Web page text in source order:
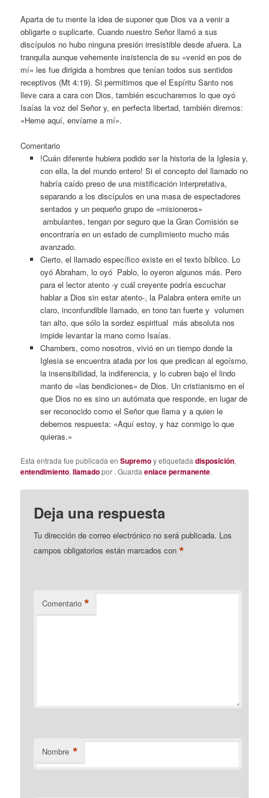
Aparta de tu mente la idea de suponer que Dios va a venir a
obligarte o suplicarte. Cuando nuestro Señor llamó a sus
discípulos no hubo ninguna presión irresistible desde afuera. La
tranquila aunque vehemente insistencia de su «venid en pos de
mí» les fue dirigida a hombres que tenían todos sus sentidos
receptivos (Mt 4:19). Si permitimos que el Espíritu Santo nos
lleve cara a cara con Dios, también escucharemos lo que oyó
Isaías la voz del Señor y, en perfecta libertad, también diremos:
«Heme aquí, envíame a mí».
Comentario
!Cuán diferente hubiera podido ser la historia de la Iglesia y,
con ella, la del mundo entero! Si el concepto del llamado no
habría caído preso de una mistificación interpretativa,
separando a los discípulos en una masa de espectadores
sentados y un pequeño grupo de «misioneros»
ambulantes, tengan por seguro que la Gran Comisión se
encontraría en un estado de cumplimiento mucho más
avanzado.
Cierto, el llamado específico existe en el texto bíblico. Lo
oyó Abraham, lo oyó Pablo, lo oyeron algunos más. Pero
para el lector atento -y cuál creyente podría escuchar
hablar a Dios sin estar atento-, la Palabra entera emite un
claro, inconfundible llamado, en tono tan fuerte y volumen
tan alto, que sólo la sordez espiritual más absoluta nos
impide levantar la mano como Isaías.
Chambers, como nosotros, vivió en un tiempo donde la
Iglesia se encuentra atada por los que predican al egoísmo,
la insensibilidad, la indiferencia, y lo cubren bajo el lindo
manto de «las bendiciones» de Dios. Un cristianismo en el
que Dios no es sino un autómata que responde, en lugar de
ser reconocido como el Señor que llama y a quien le
debemos respuesta: «Aquí estoy, y haz conmigo lo que
quieras.»
Esta entrada fue publicada enSupremoy etiquetadadisposición,
entendimiento,llamadopor . Guardaenlace permanente.
Deja una respuesta
Tu dirección de correo electrónico no será publicada. Los
campos obligatorios están marcados con*
Comentario *
Nombre *